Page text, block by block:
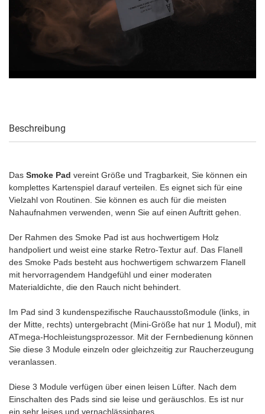
Beschreibung
Das Smoke Pad vereint Größe und Tragbarkeit, Sie können ein
komplettes Kartenspiel darauf verteilen. Es eignet sich für eine
Vielzahl von Routinen. Sie können es auch für die meisten
Nahaufnahmen verwenden, wenn Sie auf einen Auftritt gehen.
Der Rahmen des Smoke Pad ist aus hochwertigem Holz
handpoliert und weist eine starke Retro-Textur auf. Das Flanell
des Smoke Pads besteht aus hochwertigem schwarzem Flanell
mit hervorragendem Handgefühl und einer moderaten
Materialdichte, die den Rauch nicht behindert.
Im Pad sind 3 kundenspezifische Rauchausstoßmodule (links, in
der Mitte, rechts) untergebracht (Mini-Größe hat nur 1 Modul), mit
ATmega-Hochleistungsprozessor. Mit der Fernbedienung können
Sie diese 3 Module einzeln oder gleichzeitig zur Raucherzeugung
veranlassen.
Diese 3 Module verfügen über einen leisen Lüfter. Nach dem
Einschalten des Pads sind sie leise und geräuschlos. Es ist nur
ein sehr leises und vernachlässigbares